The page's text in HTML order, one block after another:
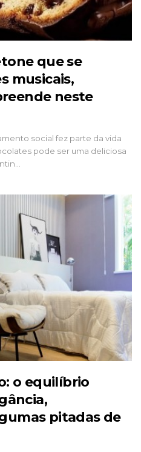
que se
musicais,
neste
social fez parte da vida
pode ser uma deliciosa
o equilíbrio
pitadas de